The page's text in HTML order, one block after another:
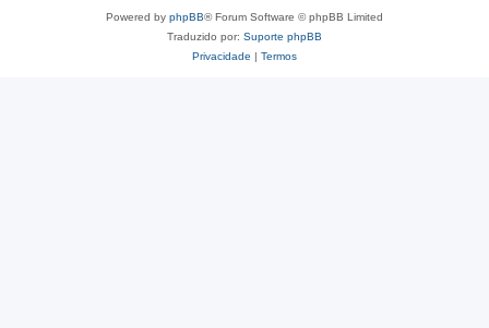
Powered by phpBB® Forum Software © phpBB Limited
Traduzido por: Suporte phpBB
Privacidade | Termos